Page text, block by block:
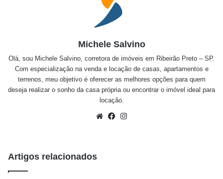
Michele Salvino
Olá, sou Michele Salvino, corretora de imóveis em Ribeirão Preto – SP.
Com especialização na venda e locação de casas, apartamentos e
terrenos, meu objetivo é oferecer as melhores opções para quem
deseja realizar o sonho da casa própria ou encontrar o imóvel ideal para
locação.
WebsiteFacebook
Artigos relacionados